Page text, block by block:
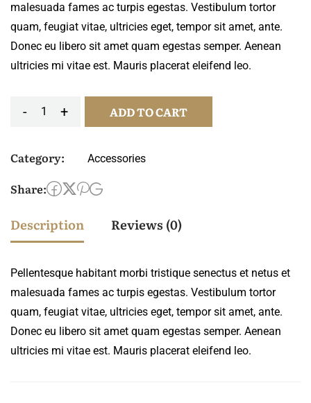
malesuada fames ac turpis egestas. Vestibulum tortor
quam, feugiat vitae, ultricies eget, tempor sit amet, ante.
Donec eu libero sit amet quam egestas semper. Aenean
ultricies mi vitae est. Mauris placerat eleifend leo.
- + ADD TO CART
Category: Accessories
Share:
Description Reviews (0)
Pellentesque habitant morbi tristique senectus et netus et
malesuada fames ac turpis egestas. Vestibulum tortor
quam, feugiat vitae, ultricies eget, tempor sit amet, ante.
Donec eu libero sit amet quam egestas semper. Aenean
ultricies mi vitae est. Mauris placerat eleifend leo.